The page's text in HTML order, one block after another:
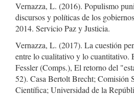
Vernazza, L. (2016). Populismo
discursos y políticas de los
2014. Servicio Paz y Justicia.
Vernazza, L. (2017). La cuestión
entre lo cualitativo y lo
Fessler (Comps.), El retorno del
52). Casa Bertolt Brecht; Comisión
Científica; Universidad de la